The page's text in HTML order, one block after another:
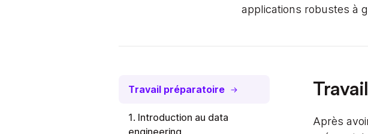
applications robustes à
Travail préparatoire
1. Introduction au data
engineering
Après